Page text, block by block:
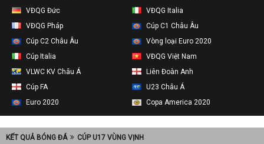
VĐQG Đức
VĐQG Italia
VĐQG Pháp
Cúp C1 Châu Âu
Cúp C2 Châu Âu
Vòng loại Euro 2020
Cúp Italia
VĐQG Việt Nam
VLWC KV Châu Á
Liên Đoàn Anh
Cúp FA
U23 Châu Á
Euro 2020
Copa America 2020
KẾT QUẢ BÓNG ĐÁ CÚP U17 VÙNG VỊNH